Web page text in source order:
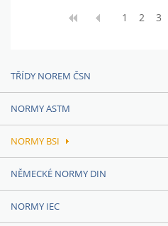
1
2 3
TŘÍDY NOREM ČSN
NORMY ASTM
NORMY BSI
NĚMECKÉ NORMY DIN
NORMY IEC